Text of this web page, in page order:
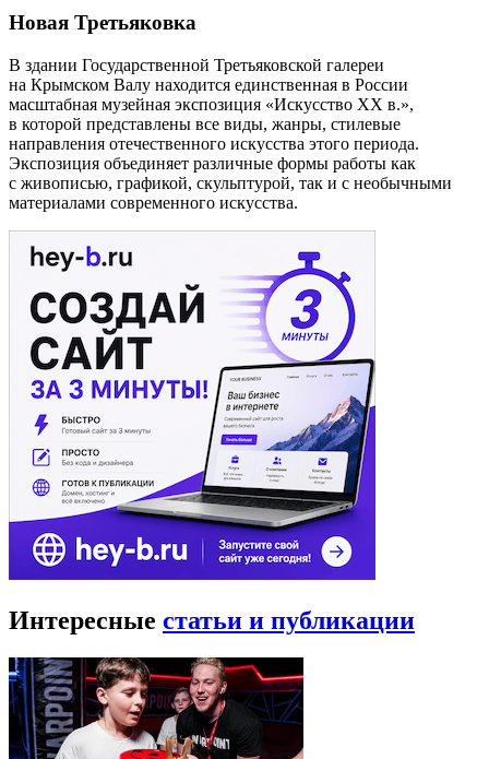
Новая Третьяковка
В здании Государственной Третьяковской галереи
на Крымском Валу находится единственная в России
масштабная музейная экспозиция «Искусство ХХ в.»,
в которой представлены все виды, жанры, стилевые
направления отечественного искусства этого периода.
Экспозиция объединяет различные формы работы как
с живописью, графикой, скульптурой, так и с необычными
материалами современного искусства.
Интересные статьи и публикации